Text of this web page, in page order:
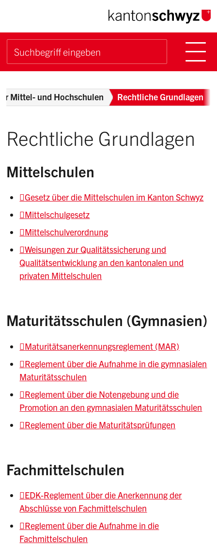
Navigieren im Kanton
Schnellnavigation
Suchbegriff
Breadcrumb
Mittel- und Hochschulen Rechtliche Grundlagen
Rechtliche Grundlagen
Mittelschulen
Gesetz über die Mittelschulen im Kanton Schwyz
Mittelschulgesetz
Mittelschulverordnung
Weisungen zur Qualitätssicherung und
Qualitätsentwicklung an den kantonalen und
privaten Mittelschulen
Maturitätsschulen (Gymnasien)
Maturitätsanerkennungsreglement (MAR)
Reglement über die Aufnahme in die gymnasialen
Maturitätsschulen
Reglement über die Notengebung und die
Promotion an den gymnasialen Maturitätsschulen
Reglement über die Maturitätsprüfungen
Fachmittelschulen
EDK-Reglement über die Anerkennung der
Abschlüsse von Fachmittelschulen
Reglement über die Aufnahme in die
Fachmittelschulen